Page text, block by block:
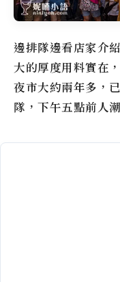
邊排隊邊看店家介
大的厚度用料實在
夜市大約兩年多，
隊，下午五點前人